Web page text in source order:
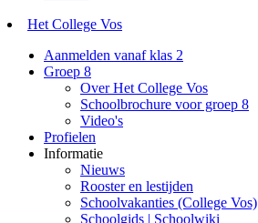
Het College Vos
Aanmelden vanaf klas 2
Groep 8
Over Het College Vos
Schoolbrochure voor groep 8
Video's
Profielen
Informatie
Nieuws
Rooster en lestijden
Schoolvakanties (College Vos)
Schoolgids | Schoolwiki